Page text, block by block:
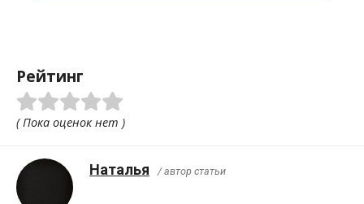
Рейтинг
( Пока оценок нет )
Наталья / автор статьи